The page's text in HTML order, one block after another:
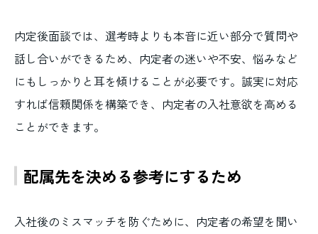
内定後面談では、選考時よりも本音に近い部分で質問や
話し合いができるため、内定者の迷いや不安、悩みなど
にもしっかりと耳を傾けることが必要です。誠実に対応
すれば信頼関係を構築でき、内定者の入社意欲を高める
ことができます。
配属先を決める参考にするため
入社後のミスマッチを防ぐために、内定者の希望を聞い